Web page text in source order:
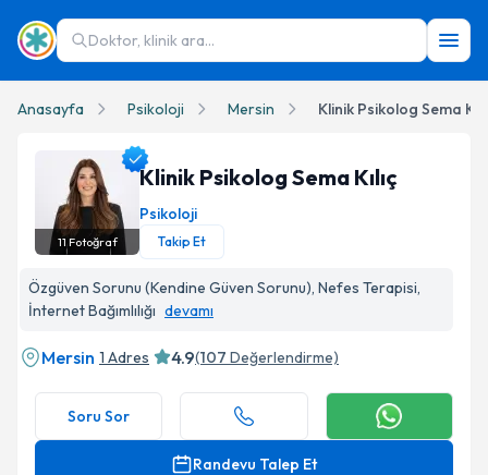
Doktor, klinik ara...
Anasayfa Psikoloji Mersin Klinik Psikolog Sema
11Fotoğraf
Klinik Psikolog Sema Kılıç
Psikoloji
Takip Et
Özgüven Sorunu (Kendine Güven Sorunu), Nefes Terapisi,
İnternet Bağımlılığı devamı
Mersin 1 Adres 4.9(107 Değerlendirme)
Soru Sor
Randevu Talep Et